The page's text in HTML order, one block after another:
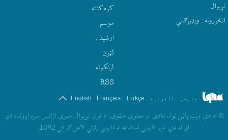
نړيوال
انځورونه ـ ویډیوګانې
کره کتنه
موسم
ارشيف
لټون
لينکونه
RSS
فارسی . العربیة .
Türkçe
.
Français
.
English
© د دې ويب پاڼې ټول مادي او معنوي حقوق، د قران نړيوال خبري اژانس سره اړونده دي
او له دې غير قانوني استفاده د قانوني پلټني لامل ګرځي 1392